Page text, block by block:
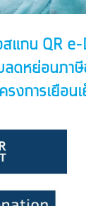
แกน QR
ดหย่อนภา
การเยือน